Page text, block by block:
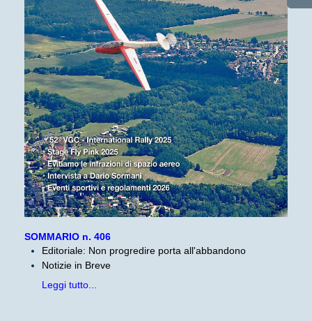
SOMMARIO n. 406
Editoriale: Non progredire porta all'abbandono
Notizie in Breve
Leggi tutto...